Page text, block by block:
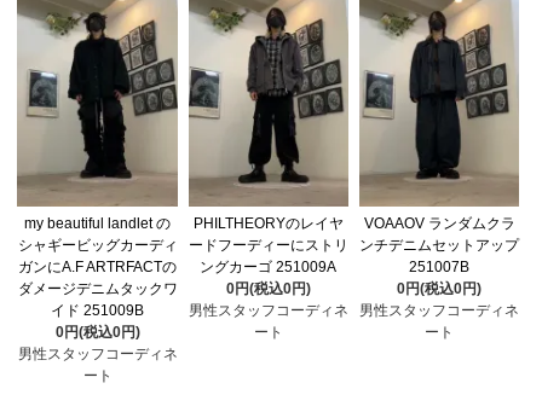
my beautiful landlet の
シャギービッグカーディ
ガンにA.F ARTRFACTの
ダメージデニムタックワ
イド 251009B
0円(税込0円)
男性スタッフコーディネ
ート
PHILTHEORYのレイヤ
ードフーディーにストリ
ングカーゴ 251009A
0円(税込0円)
男性スタッフコーディネ
ート
VOAAOV ランダムクラ
ンチデニムセットアップ
251007B
0円(税込0円)
男性スタッフコーディネ
ート